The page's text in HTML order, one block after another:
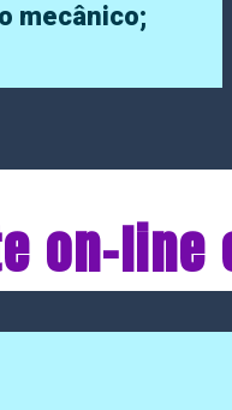
mecânico;
on-line